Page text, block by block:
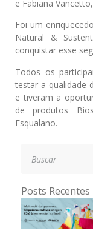
e Fabiana
Foi um
Natural &
conquistar esse
Todos os
testar a qualidade
e tiveram a
de produtos
Esqualano.
Posts Recentes